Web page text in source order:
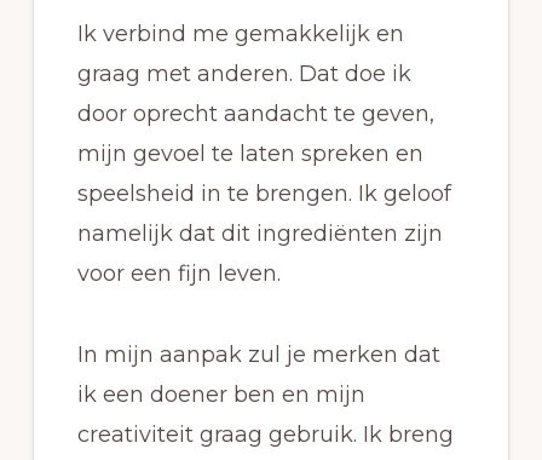
Ik verbind me gemakkelijk en
graag met anderen. Dat doe ik
door oprecht aandacht te geven,
mijn gevoel te laten spreken en
speelsheid in te brengen. Ik geloof
namelijk dat dit ingrediënten zijn
voor een fijn leven.
In mijn aanpak zul je merken dat
ik een doener ben en mijn
creativiteit graag gebruik. Ik breng